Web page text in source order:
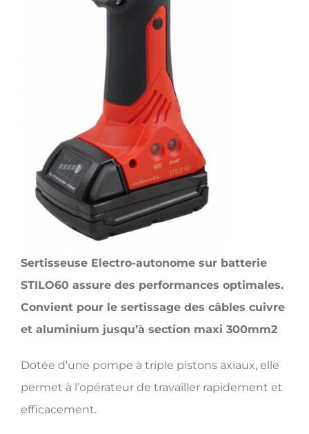
Sertisseuse Electro-autonome sur batterie
STILO60 assure des performances optimales.
Convient pour le sertissage des câbles cuivre
et aluminium jusqu’à section maxi 300mm2
Dotée d’une pompe à triple pistons axiaux, elle
permet à l’opérateur de travailler rapidement et
efficacement.